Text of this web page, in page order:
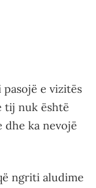
pasojë e vizitës
tij nuk është
ka nevojë
ngriti aludime